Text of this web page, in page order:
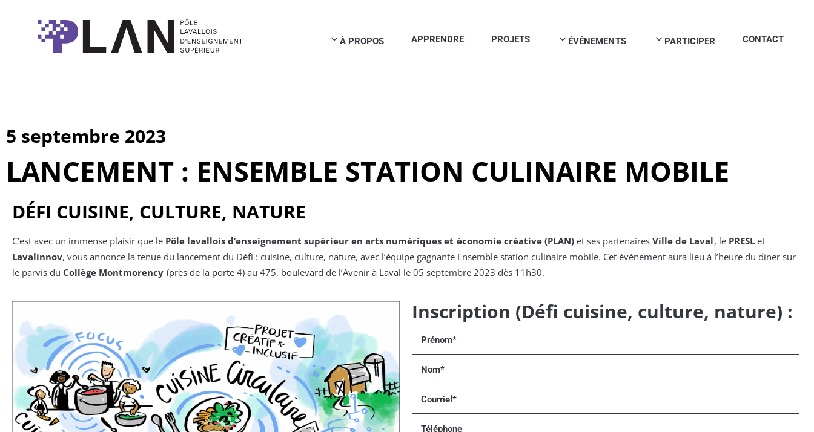
À PROPOS APPRENDRE PROJETS ÉVÉNEMENTS PARTICIPER CONTACT
5 septembre 2023
LANCEMENT : ENSEMBLE STATION CULINAIRE MOBILE
DÉFI CUISINE, CULTURE, NATURE
C’est avec un immense plaisir que le Pôle lavallois d’enseignement supérieur en arts numériques et économie créative (PLAN) et ses partenairesVille de Laval, le PRESLet
Lavalinnov, vous annonce la tenue du lancement du Défi : cuisine, culture, nature, avec l’équipe gagnante Ensemble station culinaire mobile. Cet événement aura lieu à l’heure du dîner sur
le parvis du Collège Montmorency (près de la porte 4) au 475, boulevard de l’Avenir à Laval le 05 septembre 2023 dès 11h30.
Inscription (Défi cuisine, culture, nature) :